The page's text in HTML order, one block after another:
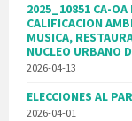
2025_10851 CA-OA
CALIFICACION
MUSICA,
NUCLEO URBANO
2026-04-13
ELECCIONES AL
2026-04-01